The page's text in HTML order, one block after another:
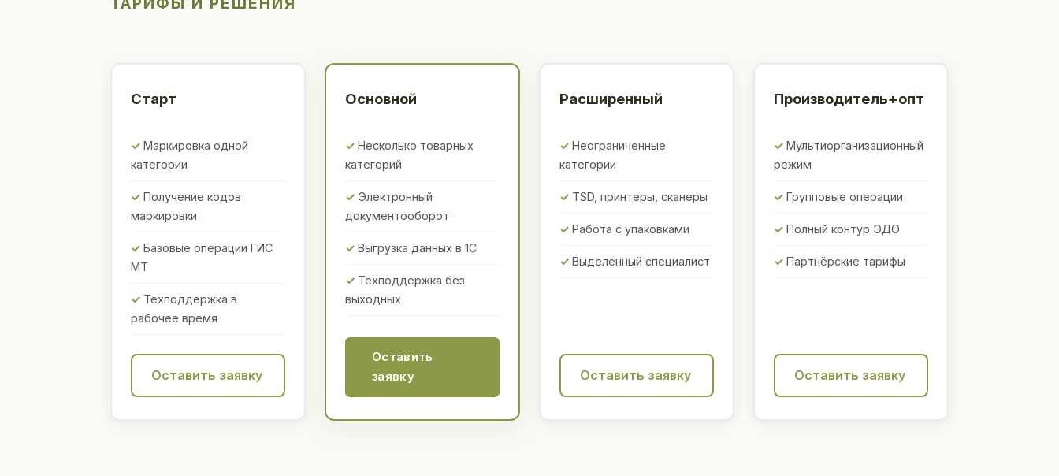
Старт
Маркировка одной
категории
Получение кодов
маркировки
Базовые операции ГИС
МТ
Техподдержка в
рабочее время
Оставить заявку
Основной
Несколько товарных
категорий
Электронный
документооборот
Выгрузка данных в 1С
Техподдержка без
выходных
Оставить
заявку
Расширенный
Неограниченные
категории
TSD, принтеры, сканеры
Работа с упаковками
Выделенный специалист
Оставить заявку
Производитель+опт
Мультиорганизационный
режим
Групповые операции
Полный контур ЭДО
Партнёрские тарифы
Оставить заявку